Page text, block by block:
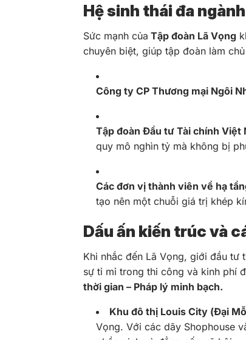
Hệ sinh thái đa
Sức mạnh của Tập đoàn Lã Vọng
chuyên biệt, giúp tập đoàn làm
Công ty CP Thương mại Ngôi
Tập đoàn Đầu tư Tài chính Việt
quy mô nghìn tỷ mà không bị
Các đơn vị thành viên về hạ
tạo nên một chuỗi giá trị khép
Dấu ấn kiến trúc và
Khi nhắc đến Lã Vọng, giới đầu
sự tỉ mỉ trong thi công và kinh phí
thời gian – Pháp lý minh bạch.
Khu đô thị Louis City (Đại
Vọng. Với các dãy Shophouse